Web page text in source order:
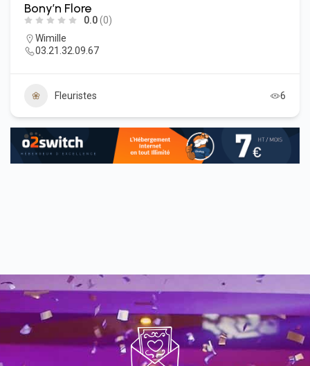
Bony’n Flore
0.0(0)
Wimille
03.21.32.09.67
Fleuristes 6